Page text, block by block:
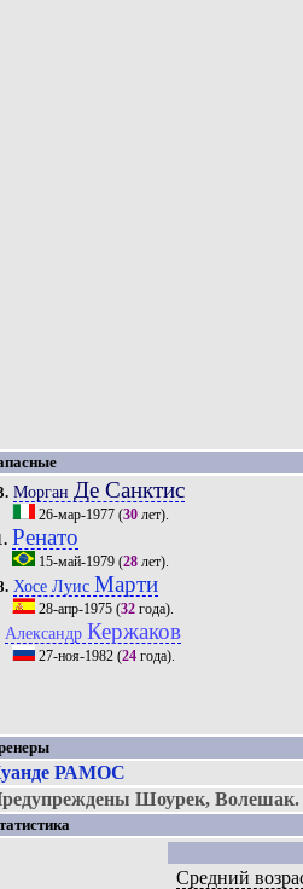
Морган Де Санктис
26-мар-1977(30лет).
Ренато
15-май-1979(28лет).
Хосе Луис Марти
28-апр-1975(32года).
Александр Кержаков
27-ноя-1982(24года).
РАМОС
Шоурек, Волешак.
Средний